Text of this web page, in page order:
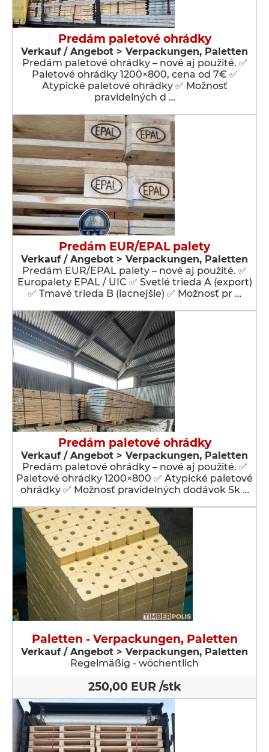
Predám paletové ohrádky
Verkauf / Angebot > Verpackungen, Paletten
Predám paletové ohrádky – nové aj použité. ✅
Paletové ohrádky 1200×800, cena od 7€ ✅
Atypické paletové ohrádky ✅ Možnosť
pravidelných d …
Predám EUR/EPAL palety
Verkauf / Angebot > Verpackungen, Paletten
Predám EUR/EPAL palety – nové aj použité. ✅
Europalety EPAL / UIC ✅ Svetlé trieda A (export)
✅ Tmavé trieda B (lacnejšie) ✅ Možnosť pr …
Predám paletové ohrádky
Verkauf / Angebot > Verpackungen, Paletten
Predám paletové ohrádky – nové aj použité. ✅
Paletové ohrádky 1200×800 ✅ Atypické paletové
ohrádky ✅ Možnosť pravidelných dodávok Sk …
Paletten - Verpackungen, Paletten
Verkauf / Angebot > Verpackungen, Paletten
Regelmäßig - wöchentlich
250,00 EUR /stk